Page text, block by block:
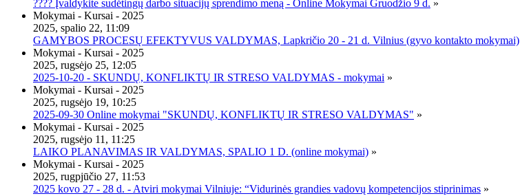
???? Įvaldykite sudėtingų darbo situacijų sprendimo meną - Online Mokymai Gruodžio 9 d. »
Mokymai - Kursai - 2025
2025, spalio 22, 11:09
GAMYBOS PROCESŲ EFEKTYVUS VALDYMAS, Lapkričio 20 - 21 d. Vilnius (gyvo kontakto mokymai)
Mokymai - Kursai - 2025
2025, rugsėjo 25, 12:05
2025-10-20 - SKUNDŲ, KONFLIKTŲ IR STRESO VALDYMAS - mokymai »
Mokymai - Kursai - 2025
2025, rugsėjo 19, 10:25
2025-09-30 Online mokymai "SKUNDŲ, KONFLIKTŲ IR STRESO VALDYMAS" »
Mokymai - Kursai - 2025
2025, rugsėjo 11, 11:25
LAIKO PLANAVIMAS IR VALDYMAS, SPALIO 1 D. (online mokymai) »
Mokymai - Kursai - 2025
2025, rugpjūčio 27, 11:53
2025 kovo 27 - 28 d. - Atviri mokymai Vilniuje: “Vidurinės grandies vadovų kompetencijos stiprinimas »